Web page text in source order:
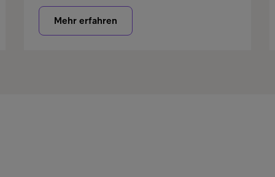
Mehr erfahren